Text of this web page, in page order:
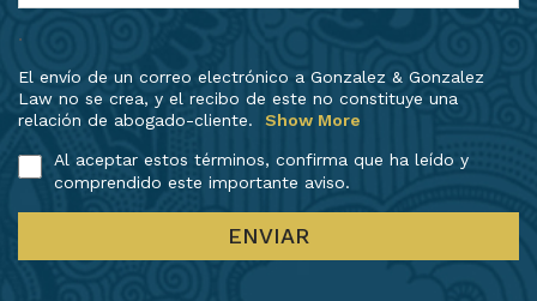
.
El envío de un correo electrónico a Gonzalez & Gonzalez
Law no se crea, y el recibo de este no constituye una
relación de abogado-cliente.
Show More
Al aceptar estos términos, confirma que ha leído y
comprendido este importante aviso.